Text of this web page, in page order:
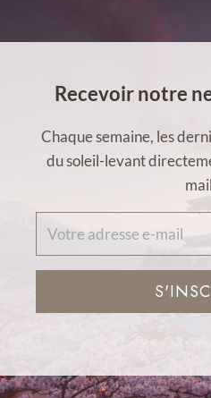
Recevoir notre
Chaque semaine, les
du soleil-levant